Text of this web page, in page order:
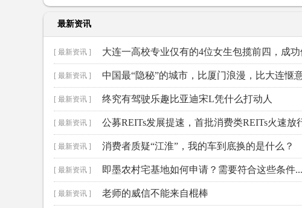
最新资讯
[ 最新资讯 ] 大连一高校专业仅有的4位女生包揽前四，成
[ 最新资讯 ] 中国最“隐秘”的城市，比厦门浪漫，比大连惬
[ 最新资讯 ] 终究有驾驶乐趣比亚迪宋L凭什么打动人
[ 最新资讯 ] 公募REITs发展提速，首批消费类REITs火速放
[ 最新资讯 ] 消费者质疑“江淮”，我的车到底换的是什么？
[ 最新资讯 ] 即墨农村宅基地如何申请？需要符合这些条件...
[ 最新资讯 ] 老师的威信不能来自棍棒